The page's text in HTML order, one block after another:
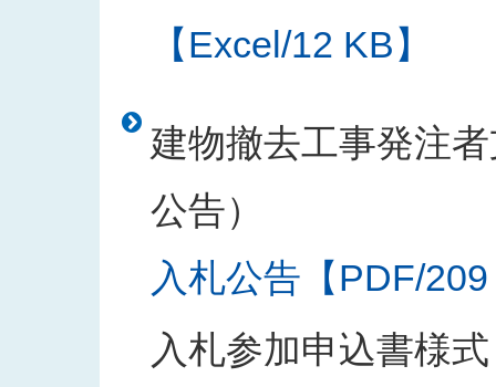
【Excel/12 KB】
建物撤去工事発注
公告）
入札公告【PDF/
入札参加申込書様式